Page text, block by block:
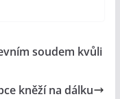
soudem kvůli
kněží na dálku